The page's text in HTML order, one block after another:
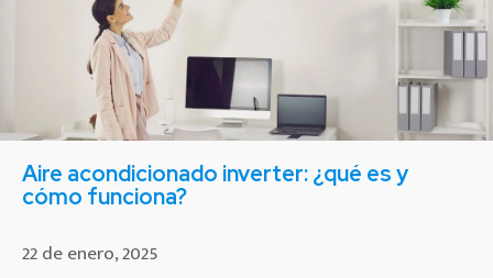
Aire acondicionado inverter: ¿qué es y
cómo funciona?
22 de enero, 2025